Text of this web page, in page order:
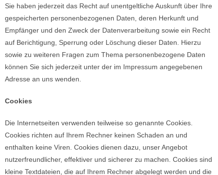
Sie haben jederzeit das Recht auf unentgeltliche Auskunft über Ihre
gespeicherten personenbezogenen Daten, deren Herkunft und
Empfänger und den Zweck der Datenverarbeitung sowie ein Recht
auf Berichtigung, Sperrung oder Löschung dieser Daten. Hierzu
sowie zu weiteren Fragen zum Thema personenbezogene Daten
können Sie sich jederzeit unter der im Impressum angegebenen
Adresse an uns wenden.
Cookies
Die Internetseiten verwenden teilweise so genannte Cookies.
Cookies richten auf Ihrem Rechner keinen Schaden an und
enthalten keine Viren. Cookies dienen dazu, unser Angebot
nutzerfreundlicher, effektiver und sicherer zu machen. Cookies sind
kleine Textdateien, die auf Ihrem Rechner abgelegt werden und die